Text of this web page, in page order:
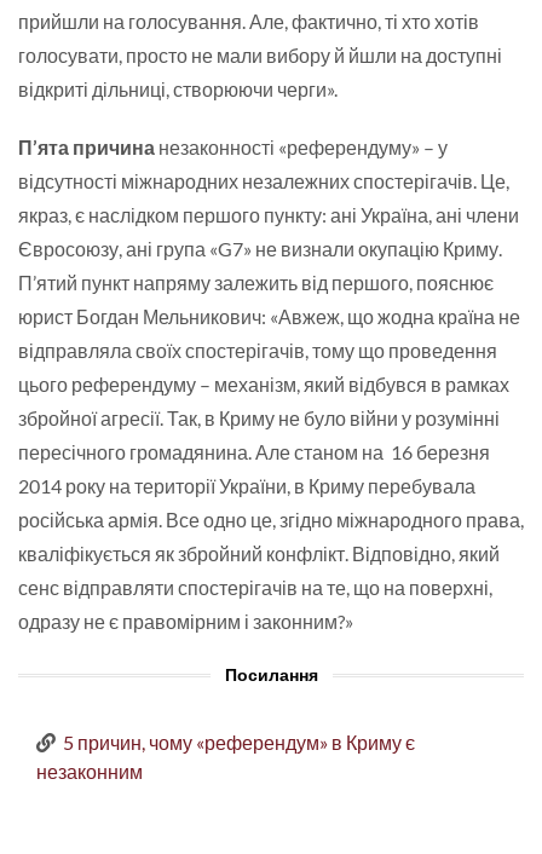
прийшли на голосування. Але, фактично, ті хто хотів
голосувати, просто не мали вибору й йшли на доступні
відкриті дільниці, створюючи черги».
П’ята причина незаконності «референдуму» – у
відсутності міжнародних незалежних спостерігачів. Це,
якраз, є наслідком першого пункту: ані Україна, ані члени
Євросоюзу, ані група «G7» не визнали окупацію Криму.
П’ятий пункт напряму залежить від першого, пояснює
юрист Богдан Мельникович: «Авжеж, що жодна країна не
відправляла своїх спостерігачів, тому що проведення
цього референдуму – механізм, який відбувся в рамках
збройної агресії. Так, в Криму не було війни у розумінні
пересічного громадянина. Але станом на 16 березня
2014 року на території України, в Криму перебувала
російська армія. Все одно це, згідно міжнародного права,
кваліфікується як збройний конфлікт. Відповідно, який
сенс відправляти спостерігачів на те, що на поверхні,
одразу не є правомірним і законним?»
Посилання
5 причин, чому «референдум» в Криму є
незаконним